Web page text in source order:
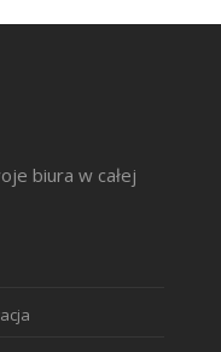
biura w całej